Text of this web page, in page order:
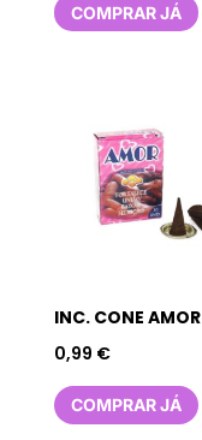
COMPRAR JÁ
INC. CONE AMOR
0,99 €
COMPRAR JÁ